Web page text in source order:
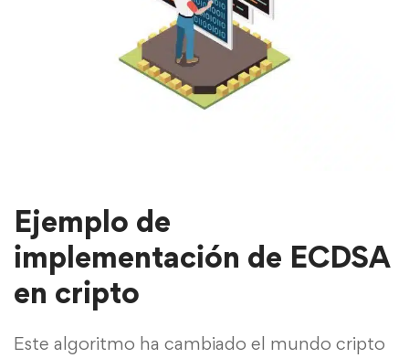
Ejemplo de
implementación de ECDSA
en cripto
Este algoritmo ha cambiado el mundo cripto